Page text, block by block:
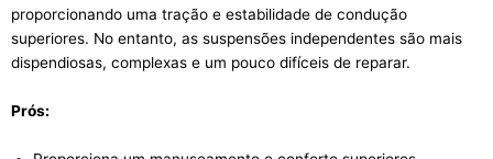
proporcionando uma tração e estabilidade de condução
superiores. No entanto, as suspensões independentes são mais
dispendiosas, complexas e um pouco difíceis de reparar.
Prós: